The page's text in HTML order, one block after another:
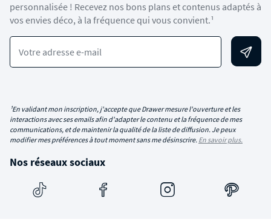
personnalisée ! Recevez nos bons plans et contenus adaptés à
vos envies déco, à la fréquence qui vous convient.¹
Votre adresse e-mail
¹En validant mon inscription, j'accepte que Drawer mesure l'ouverture et les
interactions avec ses emails afin d'adapter le contenu et la fréquence de mes
communications, et de maintenir la qualité de la liste de diffusion. Je peux
modifier mes préférences à tout moment sans me désinscrire. En savoir plus.
Nos réseaux sociaux